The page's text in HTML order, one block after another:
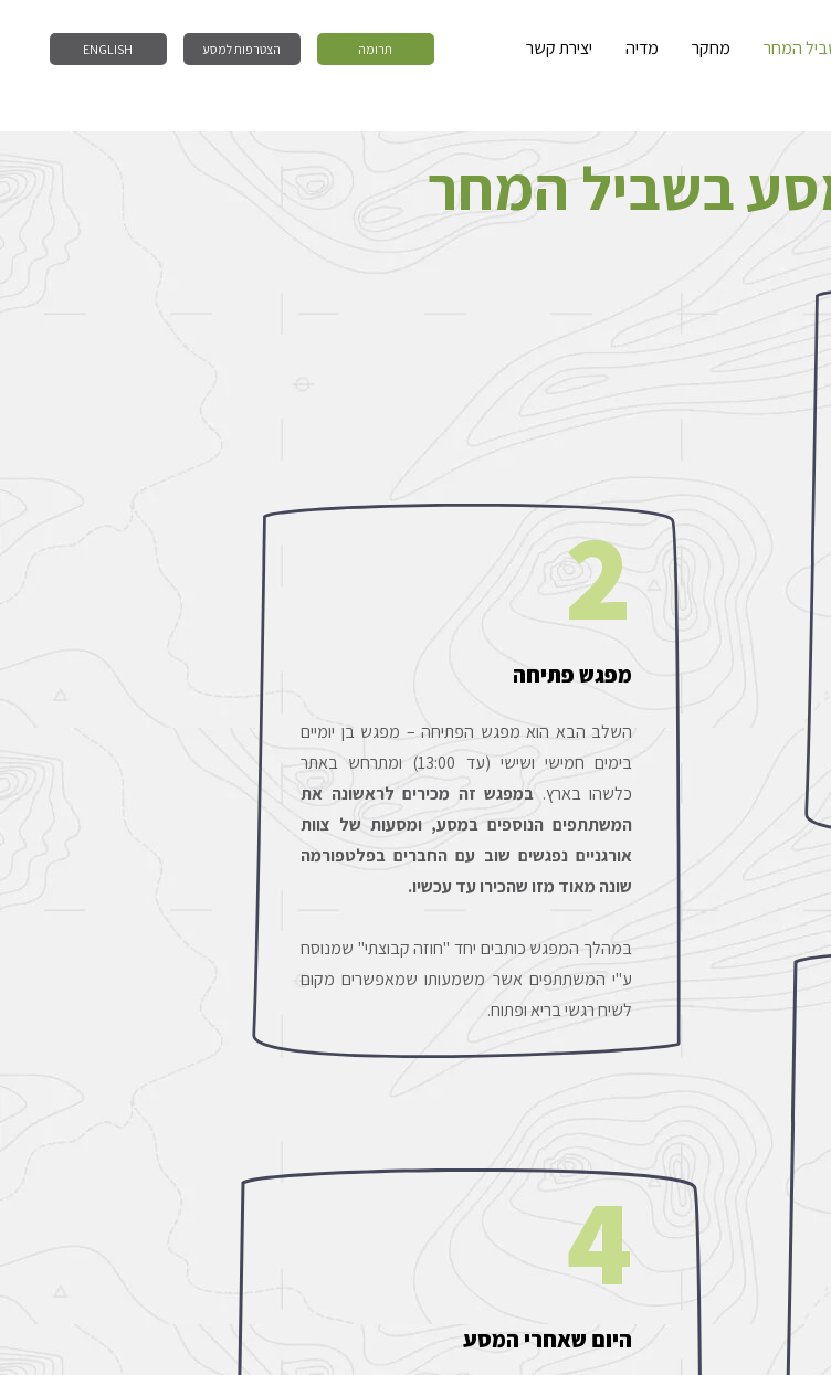
המחר מחקר מדיה יצירת קשר תרומה הצטרפות למסע ENGLISH
בשביל המחר
2
מפגש פתיחה
השלב הבא הוא מפגש הפתיחה – מפגש בן יומיים
בימים חמישי ושישי (עד 13:00) ומתרחש באתר
כלשהו בארץ. במפגש זה מכירים לראשונה את
המשתתפים הנוספים במסע, ומסעות של צוות
אורגניים נפגשים שוב עם החברים בפלטפורמה
שונה מאוד מזו שהכירו עד עכשיו.
במהלך המפגש כותבים יחד "חוזה קבוצתי" שמנוסח
ע"י המשתתפים אשר משמעותו שמאפשרים מקום
לשיח רגשי בריא ופתוח.
4
היום שאחרי המסע